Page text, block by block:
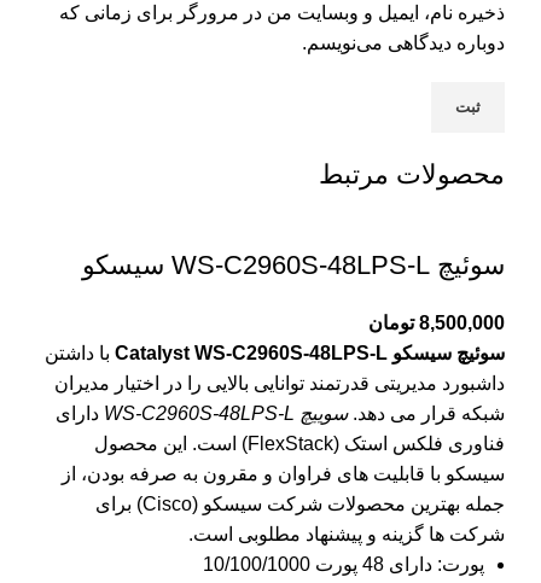
ذخیره نام، ایمیل و وبسایت من در مرورگر برای زمانی که
دوباره دیدگاهی می‌نویسم.
محصولات مرتبط
سوئیچ WS-C2960S-48LPS-L سیسکو
8,500,000 تومان
سوئیچ سیسکو Catalyst WS-C2960S-48LPS-L
با داشتن
داشبورد مدیریتی قدرتمند توانایی بالایی را در اختیار مدیران
شبکه قرار می دهد.سوییچ WS-C2960S-48LPS-L
دارای
فناوری فلکس استک (FlexStack) است. این محصول
سیسکو با قابلیت های فراوان و مقرون به صرفه بودن، از
جمله بهترین محصولات شرکت سیسکو (Cisco) برای
شرکت ها گزینه و پیشنهاد مطلوبی است.
پورت: دارای 48 پورت 10/100/1000